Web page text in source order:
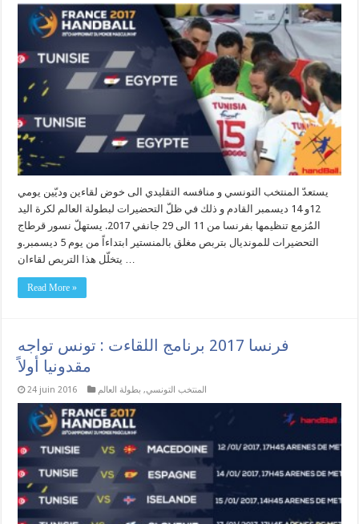
يستعدّ المنتخب التونسي و منافسه التقليدي الى خوض لقاءين وديّين يومي
12و 14 ديسمبر القادم و ذلك في ظلّ التحضيرات لبطولة العالم لكرة اليد
المُزمع تنظيمها بفرنسا من 11 الى 29 جانفي 2017. يستهلّ نسور قرطاج
التحضيرات للمونديال بتربص مغلق بالمنستير ابتداءاً من يوم 5 ديسمبر.و
يتخلّل هذا التربص لقاءان …
Read More »
فرنسا 2017 برنامج اللقاءت : تونس تواجه
مقدونيا أولاً
24 juin 2016 المنتخب التونسي, بطولة العالم